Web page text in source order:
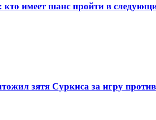
кто имеет шанс пройти в
зятя Суркиса за игру